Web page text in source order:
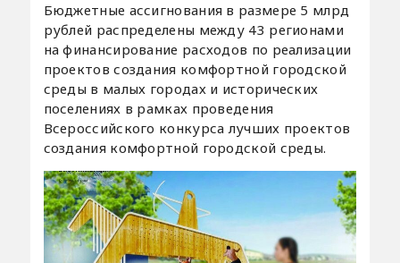
Бюджетные ассигнования в размере 5 млрд
рублей распределены между 43 регионами
на финансирование расходов по реализации
проектов создания комфортной городской
среды в малых городах и исторических
поселениях в рамках проведения
Всероссийского конкурса лучших проектов
создания комфортной городской среды.